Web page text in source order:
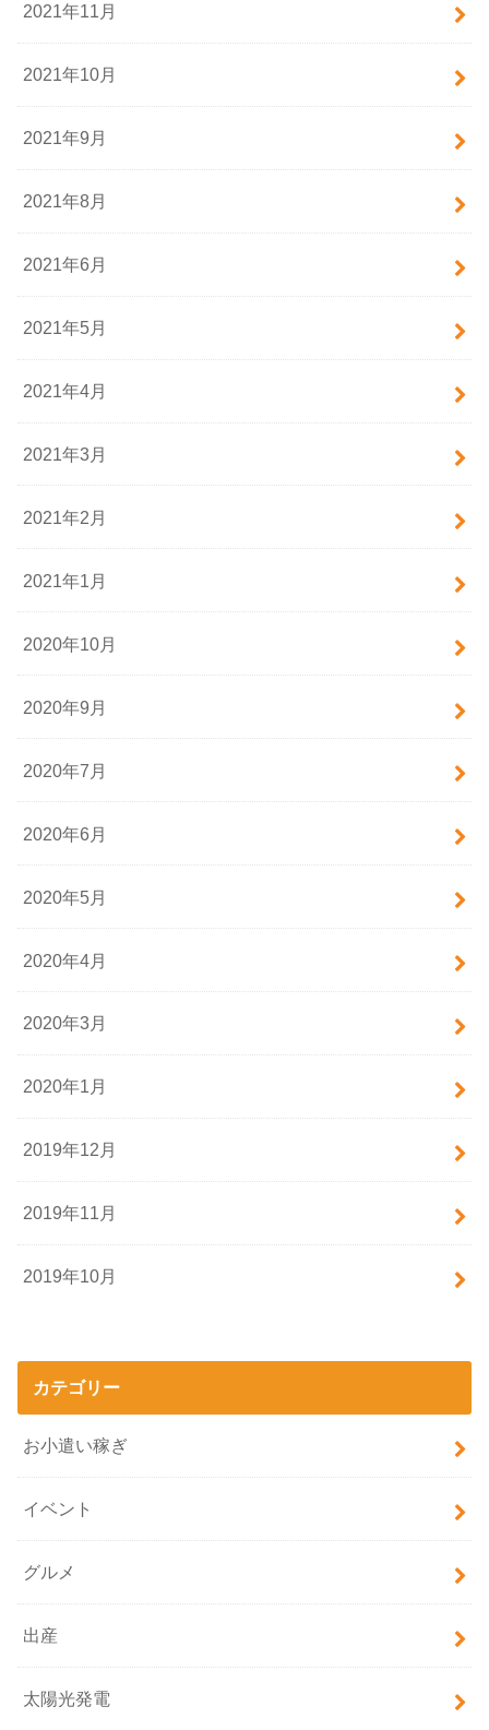
2021年11月
2021年10月
2021年9月
2021年8月
2021年6月
2021年5月
2021年4月
2021年3月
2021年2月
2021年1月
2020年10月
2020年9月
2020年7月
2020年6月
2020年5月
2020年4月
2020年3月
2020年1月
2019年12月
2019年11月
2019年10月
カテゴリー
お小遣い稼ぎ
イベント
グルメ
出産
太陽光発電